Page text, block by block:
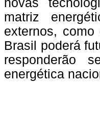
matriz
externos,
Brasil poderá
responderão
energética